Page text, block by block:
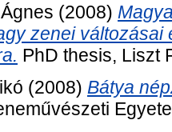
(2008)
zenei változásai
PhD thesis, Liszt
(2008) Bátya